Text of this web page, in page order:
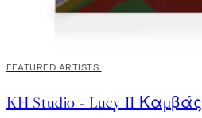
30%*
FEATURED ARTISTS
KH Studio - Lucy II Καμβάς